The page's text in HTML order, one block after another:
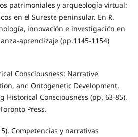
patrimoniales y arqueología virtual:
en el Sureste peninsular. En R.
innovación e investigación en
aprendizaje (pp.1145-1154).
Consciousness: Narrative
and Ontogenetic Development.
Historical Consciousness (pp. 63-85).
Press.
Competencias y narrativas